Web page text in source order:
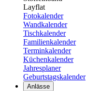
Layflat
Fotokalender
Wandkalender
Tischkalender
Familienkalender
Terminkalender
Küchenkalender
Jahresplaner
Geburtstagskalender
Anlässe